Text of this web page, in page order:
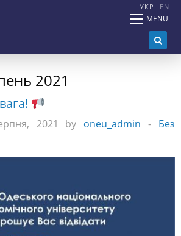
УКР EN
MENU
2021
2021 by oneu_admin - Без